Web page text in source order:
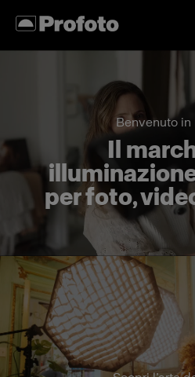
Benvenuto in
Il
per foto,